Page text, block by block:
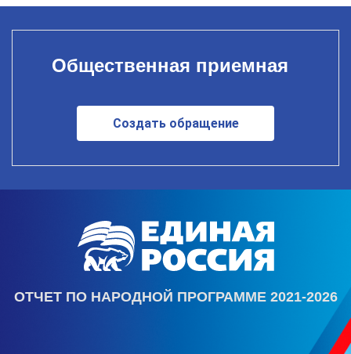
Общественная приемная
Создать обращение
ОТЧЕТ ПО НАРОДНОЙ ПРОГРАММЕ 2021-2026